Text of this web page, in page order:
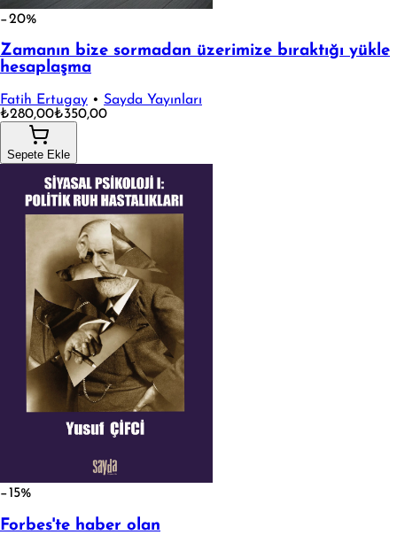
−20%
Zamanın bize sormadan üzerimize bıraktığı yükle
hesaplaşma
Fatih Ertugay • Sayda Yayınları
₺280,00₺350,00
Sepete Ekle
−15%
Forbes'te haber olan